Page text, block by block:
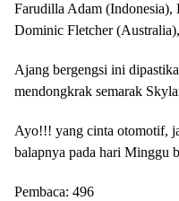
Farudilla Adam (Indonesia),
Dominic Fletcher
Ajang bergengsi ini
mendongkrak semarak
Ayo!!! yang cinta otomotif,
balapnya pada hari Minggu
Pembaca: 496